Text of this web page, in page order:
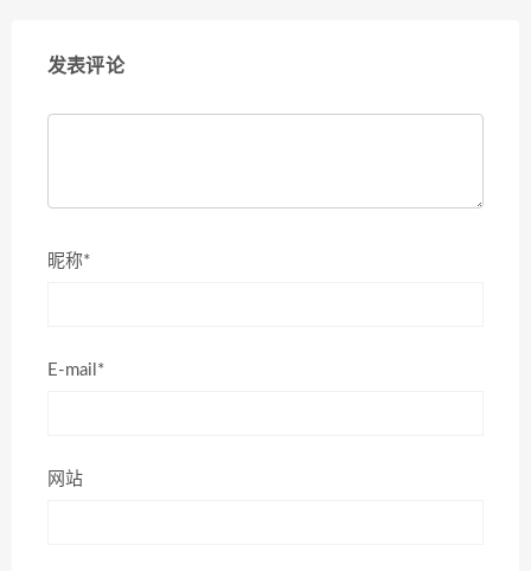
发表评论
昵称*
E-mail*
网站